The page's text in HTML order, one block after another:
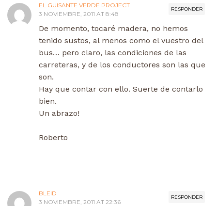
RESPONDER
EL GUISANTE VERDE PROJECT
3 NOVIEMBRE, 2011 AT 8:48
De momento, tocaré madera, no hemos
tenido sustos, al menos como el vuestro del
bus… pero claro, las condiciones de las
carreteras, y de los conductores son las que
son.
Hay que contar con ello. Suerte de contarlo
bien.
Un abrazo!
Roberto
RESPONDER
BLEID
3 NOVIEMBRE, 2011 AT 22:36